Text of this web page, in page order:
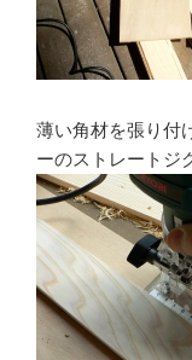
薄い角材を張り付
ーのストレートジ